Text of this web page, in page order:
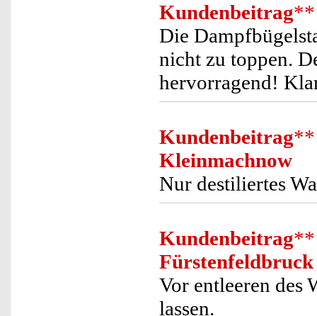
Kundenbeitrag**
Die
nicht zu toppen.
hervorragend!
Kundenbeitrag**
Kleinmachnow
Nur destiliertes
Kundenbeitrag**
Fürstenfeldbruck
Vor entleeren des
lassen.